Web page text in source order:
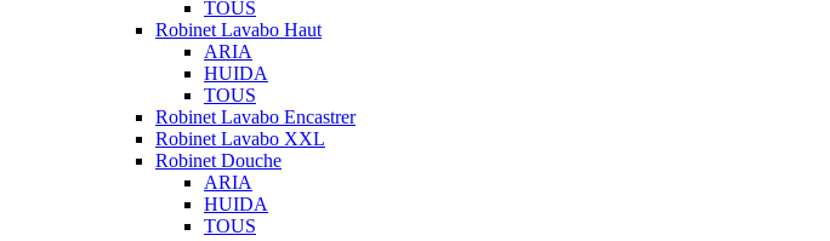
TOUS
Robinet Lavabo Haut
ARIA
HUIDA
TOUS
Robinet Lavabo Encastrer
Robinet Lavabo XXL
Robinet Douche
ARIA
HUIDA
TOUS